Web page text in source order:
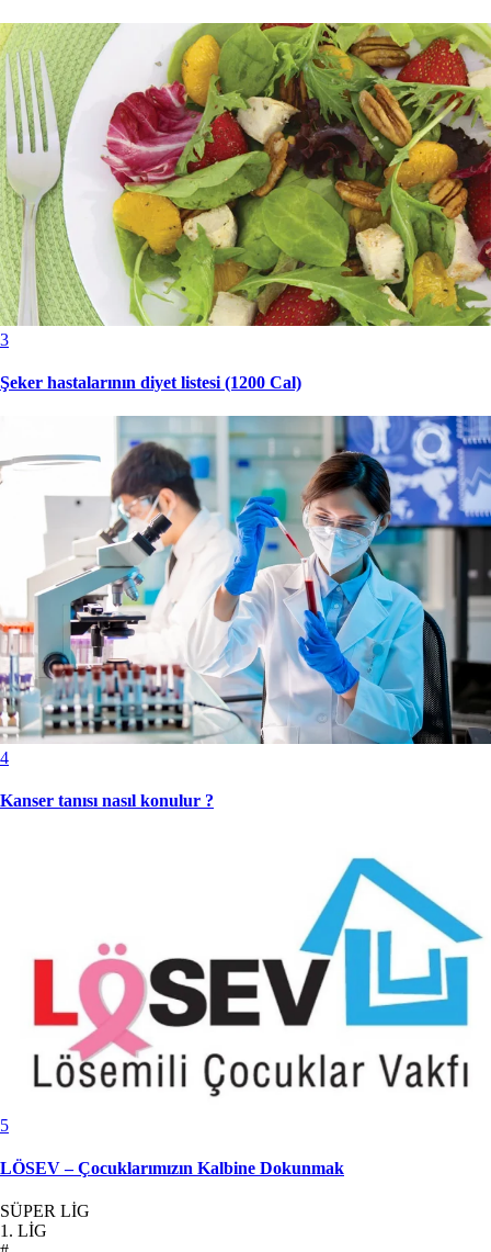
3
Şeker hastalarının diyet listesi (1200 Cal)
4
Kanser tanısı nasıl konulur ?
5
LÖSEV – Çocuklarımızın Kalbine Dokunmak
SÜPER LİG
1. LİG